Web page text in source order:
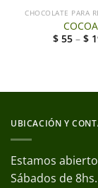
CHOCOLATE PARA
COCOA
$ 55 – $
UBICACIÓN Y
Estamos
Sábados de